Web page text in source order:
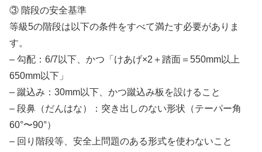
③ 階段の安全基準
等級5の階段は以下の条件をすべて満たす必要がありま
す。
– 勾配：6/7以下、かつ「けあげ×2＋踏面＝550mm以上
650mm以下」
– 蹴込み：30mm以下、かつ蹴込み板を設けること
– 段鼻（だんはな）：突き出しのない形状（テーパー角
60°〜90°）
– 回り階段等、安全上問題のある形式を使わないこと